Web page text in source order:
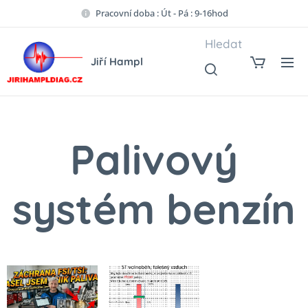
Pracovní doba : Út - Pá : 9-16hod
Jiří Hampl
Hledat
Palivový
systém benzín